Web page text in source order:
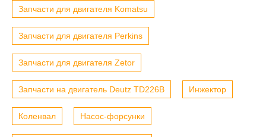
Запчасти для двигателя Komatsu
Запчасти для двигателя Perkins
Запчасти для двигателя Zetor
Запчасти на двигатель Deutz TD226B Инжектор
Коленвал Насос-форсунки